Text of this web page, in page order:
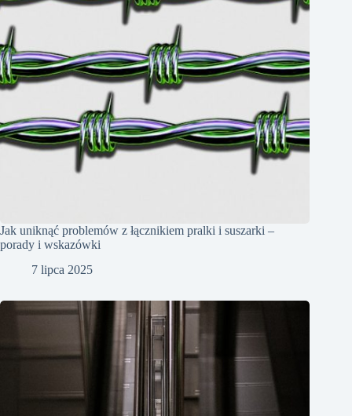
Jak uniknąć problemów z łącznikiem pralki i suszarki –
porady i wskazówki
7 lipca 2025